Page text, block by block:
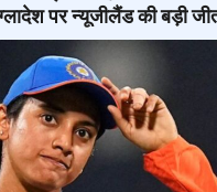
पर न्यूजीलैंड की बड़ी